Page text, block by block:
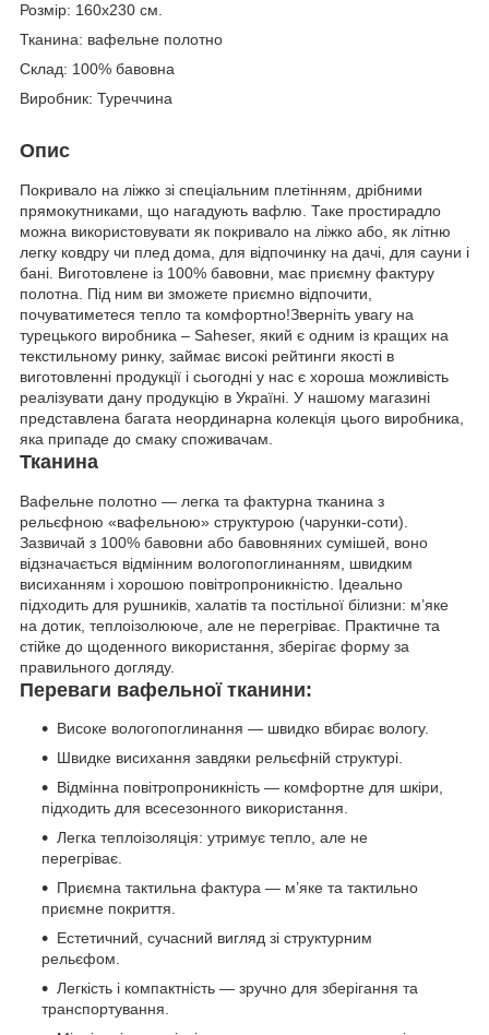
Розмір: 160х230 см.
Тканина: вафельне полотно
Склад: 100% бавовна
Виробник: Туреччина
Опис
Покривало на ліжко зі спеціальним плетінням, дрібними
прямокутниками, що нагадують вафлю. Таке простирадло
можна використовувати як покривало на ліжко або, як літню
легку ковдру чи плед дома, для відпочинку на дачі, для сауни і
бані. Виготовлене із 100% бавовни, має приємну фактуру
полотна. Під ним ви зможете приємно відпочити,
почуватиметеся тепло та комфортно!Зверніть увагу на
турецького виробника – Saheser, який є одним із кращих на
текстильному ринку, займає високі рейтинги якості в
виготовленні продукції і сьогодні у нас є хороша можливість
реалізувати дану продукцію в Україні. У нашому магазині
представлена ​​багата неординарна колекція цього виробника,
яка припаде до смаку споживачам.
Тканина
Вафельне полотно — легка та фактурна тканина з
рельєфною «вафельною» структурою (чарунки-соти).
Зазвичай з 100% бавовни або бавовняних сумішей, воно
відзначається відмінним вологопоглинанням, швидким
висиханням і хорошою повітропроникністю. Ідеально
підходить для рушників, халатів та постільної білизни: м’яке
на дотик, теплоізолююче, але не перегріває. Практичне та
стійке до щоденного використання, зберігає форму за
правильного догляду.
Переваги вафельної тканини:
Високе вологопоглинання — швидко вбирає вологу.
Швидке висихання завдяки рельєфній структурі.
Відмінна повітропроникність — комфортне для шкіри,
підходить для всесезонного використання.
Легка теплоізоляція: утримує тепло, але не
перегріває.
Приємна тактильна фактура — м’яке та тактильно
приємне покриття.
Естетичний, сучасний вигляд зі структурним
рельєфом.
Легкість і компактність — зручно для зберігання та
транспортування.